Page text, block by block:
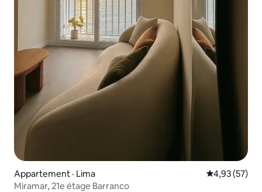
Appartement · Lima Note
4,93 (57)
Miramar, 21e étage Barranco